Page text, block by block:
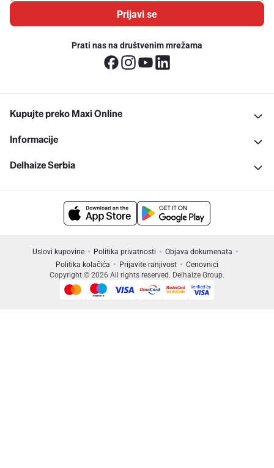
Prijavi se
Prati nas na društvenim mrežama
Kupujte preko Maxi Online
Informacije
Delhaize Serbia
Uslovi kupovine Politika privatnosti
Objava dokumenata
Politika kolačića
Prijavite ranjivost
Cenovnici
Copyright © 2026 All rights reserved. Delhaize Group.